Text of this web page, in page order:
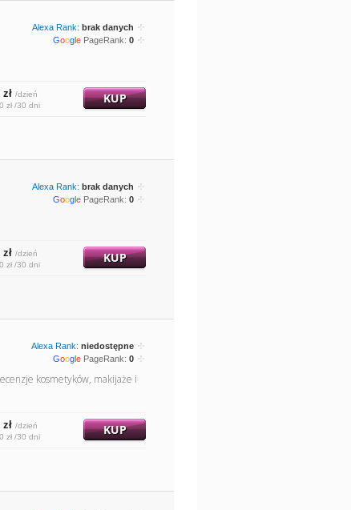
Alexa Rank: brak danych
Google PageRank: 0
/dzień
zł /30 dni
KUP
Alexa Rank: brak danych
Google PageRank: 0
/dzień
zł /30 dni
KUP
Alexa Rank: niedostępne
Google PageRank: 0
kosmetyków, makijaże i
/dzień
zł /30 dni
KUP